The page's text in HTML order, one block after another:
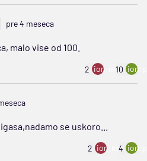
pre 4 meseca
malo vise od 100.
2 ion:minus
10
se uskoro...
2 ion:minus
4